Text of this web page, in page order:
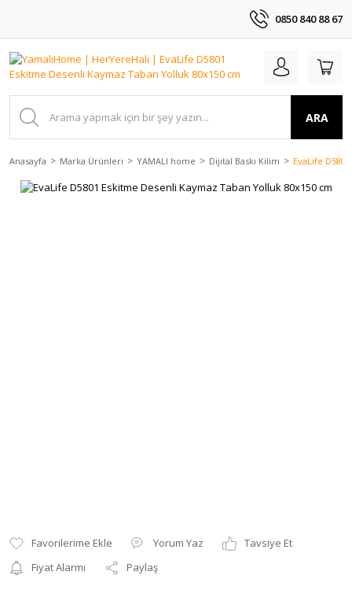
0850 840 88 67
ARA
Anasayfa Marka Ürünleri YAMALI home Dijital Baskı Kilim EvaLife
Yorum Yaz
Tavsiye Et
Fiyat Alarmı
Paylaş